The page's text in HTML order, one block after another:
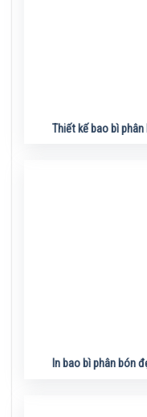
Thiết kế bao bì phân
In bao bì phân bón